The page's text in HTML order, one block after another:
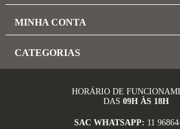
MINHA CONTA
CATEGORIAS
HORÁRIO DE
DAS 09H ÀS 18H
SAC WHATSAPP: 11